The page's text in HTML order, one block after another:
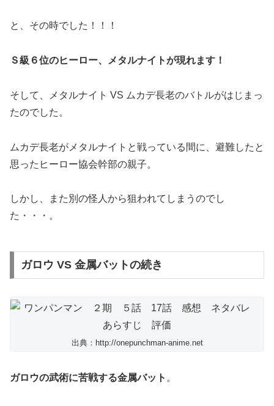
と、その時でした！！！
Ｓ級６位のヒーロー、メタルナイトが現れます！
そして、メタルナイト VS ムカデ長老のバトルがはじまっ
たのでした。
ムカデ長老がメタルナイトと戦っている間に、避難したと
思ったヒーロー協会幹部の親子。
しかし、また別の怪人から狙われてしまうのでし
た・・・。
ガロウ VS 金属バットの続き
出典：http://onepunchman-anime.net
ガロウの武術に苦戦する金属バット 。